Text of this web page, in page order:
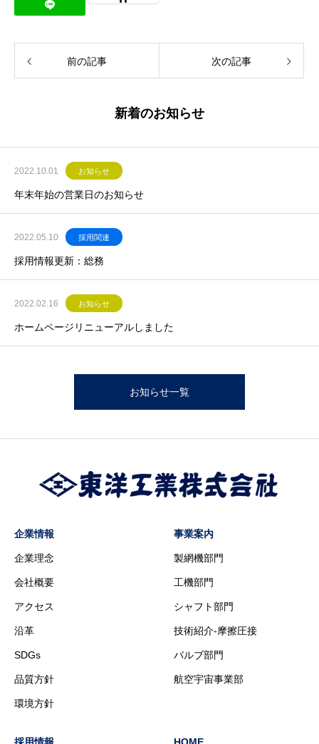
前の記事 次の記事
新着のお知らせ
2022.10.01 お知らせ
年末年始の営業日のお知らせ
2022.05.10 採用関連
採用情報更新：総務
2022.02.16 お知らせ
ホームページリニューアルしました
お知らせ一覧
企業情報
企業理念
会社概要
アクセス
沿革
SDGs
品質方針
環境方針
事業案内
製網機部門
工機部門
シャフト部門
技術紹介-摩擦圧接
バルブ部門
航空宇宙事業部